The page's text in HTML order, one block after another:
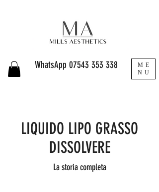
ME
NU
WhatsApp 07543 353 338
LIQUIDO LIPO GRASSO
DISSOLVERE
La storia completa